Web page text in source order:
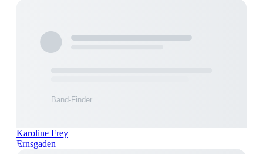
Karoline Frey
Ernsgaden